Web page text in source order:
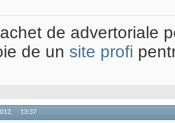
de advertoriale
de un site profi
13:37